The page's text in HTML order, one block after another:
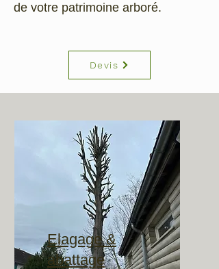
de votre patrimoine arboré.
Devis
Elagage &
abattage